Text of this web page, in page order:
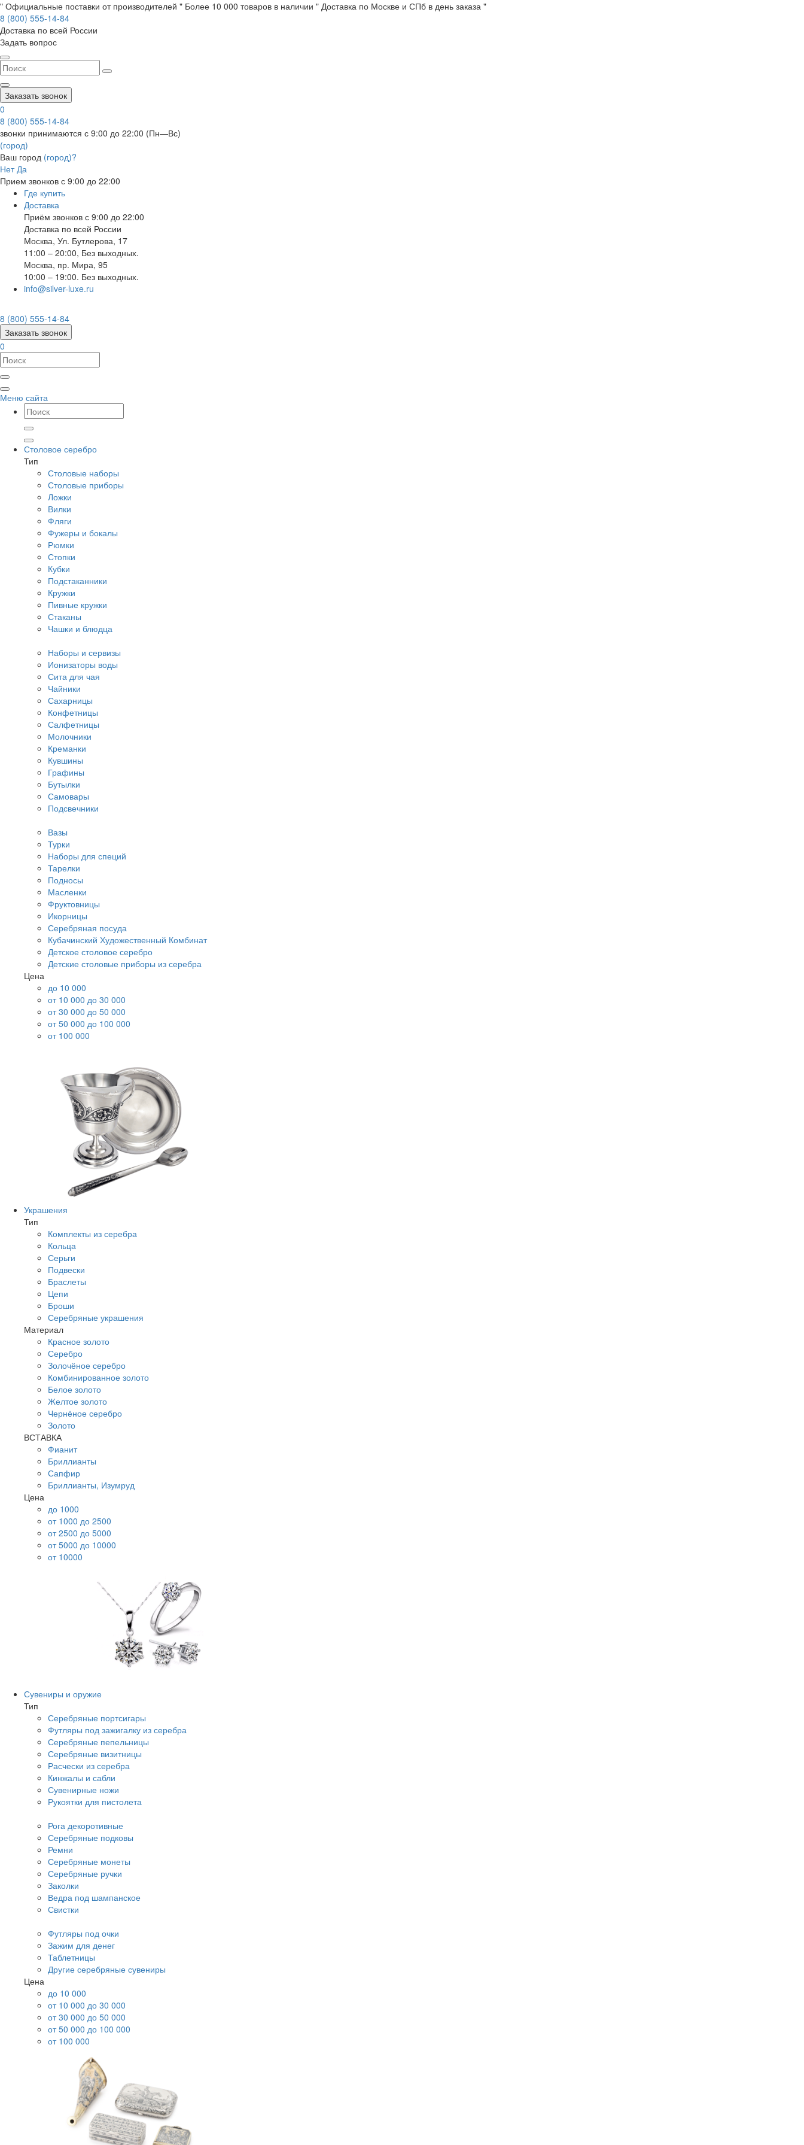
" Официальные поставки от производителей " Более 10 000 товаров в наличии " Доставка по Москве и СПб в день заказа "
8 (800) 555-14-84
Доставка по всей России
Задать вопрос
Заказать звонок
0
8 (800) 555-14-84
звонки принимаются с 9:00 до 22:00 (Пн—Вс)
(город)
Ваш город (город)?
Нет Да
Прием звонков с 9:00 до 22:00
Где купить
Доставка
Приём звонков с 9:00 до 22:00
Доставка по всей России
Москва, Ул. Бутлерова, 17
11:00 – 20:00, Без выходных.
Москва, пр. Мира, 95
10:00 – 19:00. Без выходных.
info@silver-luxe.ru
8 (800) 555-14-84
Заказать звонок
0
Меню сайта
Столовое серебро
Тип
Столовые наборы
Столовые приборы
Ложки
Вилки
Фляги
Фужеры и бокалы
Рюмки
Стопки
Кубки
Подстаканники
Кружки
Пивные кружки
Стаканы
Чашки и блюдца
Наборы и сервизы
Ионизаторы воды
Сита для чая
Чайники
Сахарницы
Конфетницы
Салфетницы
Молочники
Креманки
Кувшины
Графины
Бутылки
Самовары
Подсвечники
Вазы
Турки
Наборы для специй
Тарелки
Подносы
Масленки
Фруктовницы
Икорницы
Серебряная посуда
Кубачинский Художественный Комбинат
Детское столовое серебро
Детские столовые приборы из серебра
Цена
до 10 000
от 10 000 до 30 000
от 30 000 до 50 000
от 50 000 до 100 000
от 100 000
Украшения
Тип
Комплекты из серебра
Кольца
Серьги
Подвески
Браслеты
Цепи
Броши
Серебряные украшения
Материал
Красное золото
Серебро
Золочёное серебро
Комбинированное золото
Белое золото
Желтое золото
Чернёное серебро
Золото
ВСТАВКА
Фианит
Бриллианты
Сапфир
Бриллианты, Изумруд
Цена
до 1000
от 1000 до 2500
от 2500 до 5000
от 5000 до 10000
от 10000
Сувениры и оружие
Тип
Серебряные портсигары
Футляры под зажигалку из серебра
Серебряные пепельницы
Серебряные визитницы
Расчески из серебра
Кинжалы и сабли
Сувенирные ножи
Рукоятки для пистолета
Рога декоротивные
Серебряные подковы
Ремни
Серебряные монеты
Серебряные ручки
Заколки
Ведра под шампанское
Свистки
Футляры под очки
Зажим для денег
Таблетницы
Другие серебряные сувениры
Цена
до 10 000
от 10 000 до 30 000
от 30 000 до 50 000
от 50 000 до 100 000
от 100 000